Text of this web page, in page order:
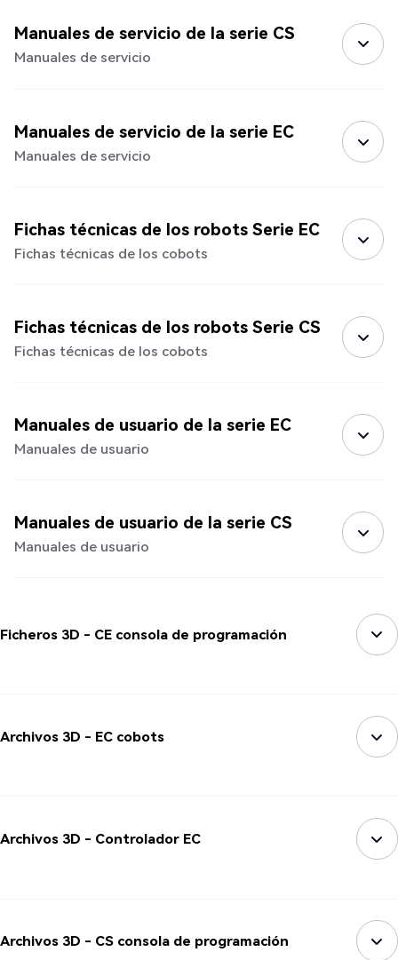
Manuales de servicio de la serie CS
Manuales de servicio
Manuales de servicio de la serie EC
Manuales de servicio
Fichas técnicas de los robots Serie EC
Fichas técnicas de los cobots
Fichas técnicas de los robots Serie CS
Fichas técnicas de los cobots
Manuales de usuario de la serie EC
Manuales de usuario
Manuales de usuario de la serie CS
Manuales de usuario
Ficheros 3D - CE consola de programación
Archivos 3D - EC cobots
Archivos 3D - Controlador EC
Archivos 3D - CS consola de programación